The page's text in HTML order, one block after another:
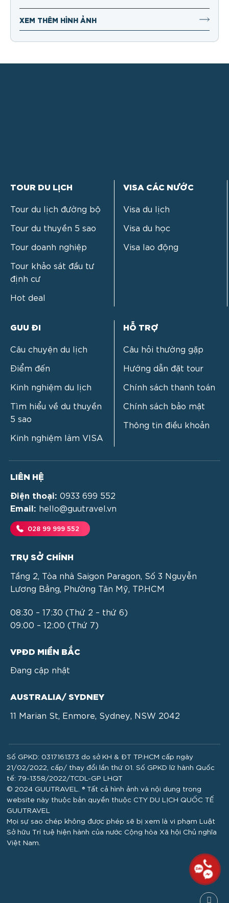
XEM THÊM HÌNH ẢNH
TOUR DU LỊCH
Tour du lịch đường bộ
Tour du thuyền 5 sao
Tour doanh nghiệp
Tour khảo sát đầu tư
định cư
Hot deal
VISA CÁC NƯỚC
Visa du lịch
Visa du học
Visa lao động
GUU ĐI
Câu chuyện du lịch
Điểm đến
Kinh nghiệm du lịch
Tìm hiểu về du thuyền
5 sao
Kinh nghiệm làm VISA
HỖ TRỢ
Câu hỏi thường gặp
Hướng dẫn đặt tour
Chính sách thanh toán
Chính sách bảo mật
Thông tin điều khoản
LIÊN HỆ
Điện thoại: 0933 699 552
Email: hello@guutravel.vn
028 99 999 552
TRỤ SỞ CHÍNH
Tầng 2, Tòa nhà Saigon Paragon, Số 3 Nguyễn
Lương Bằng, Phường Tân Mỹ, TP.HCM
08:30 – 17:30 (Thứ 2 – thứ 6)
09:00 – 12:00 (Thứ 7)
VPĐD MIỀN BẮC
Đang cập nhật
AUSTRALIA/ SYDNEY
11 Marian St, Enmore, Sydney, NSW 2042
Số GPKD: 0317161373 do sở KH & ĐT TP.HCM cấp ngày
21/02/2022, cấp/ thay đổi lần thứ 01. Số GPKD lữ hành Quốc
tế: 79-1358/2022/TCDL-GP LHQT
© 2024 GUUTRAVEL. ® Tất cả hình ảnh và nội dung trong
website này thuộc bản quyền thuộc CTY DU LỊCH QUỐC TẾ
GUUTRAVEL
Mọi sự sao chép không được phép sẽ bị xem là vi phạm Luật
Sở hữu Trí tuệ hiện hành của nước Cộng hòa Xã hội Chủ nghĩa
Việt Nam.